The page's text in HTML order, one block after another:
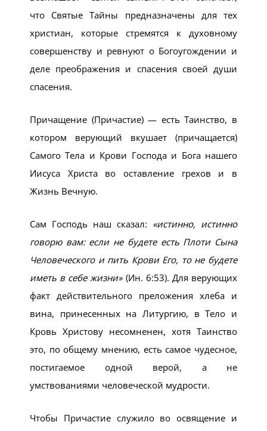
что Святые Тайны предназначены для тех
христиан, которые стремятся к духовному
совершенству и ревнуют о Богоугождении и
деле преображения и спасения своей души
спасения.
Причащение (Причастие) — есть Таинство, в
котором верующий вкушает (причащается)
Самого Тела и Крови Господа и Бога нашего
Иисуса Христа во оставление грехов и в
Жизнь Вечную.
Сам Господь наш сказал: «истинно, истинно
говорю вам: если не будете есть Плоти Сына
Человеческого и пить Крови Его, то не будете
иметь в себе жизни»(Ин. 6:53). Для верующих
факт действительного преложения хлеба и
вина, принесенных на Литургию, в Тело и
Кровь Христову несомненен, хотя Таинство
это, по общему мнению, есть самое чудесное,
постигаемое одной верой, а не
умствованиями человеческой мудрости.
Чтобы Причастие служило во освящение и